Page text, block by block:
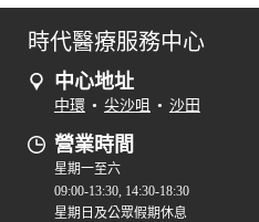
時代醫療服務中心
中心地址
中環 • 尖沙咀 • 沙田
營業時間
星期一至六
09:00-13:30, 14:30-18:30
星期日及公眾假期休息